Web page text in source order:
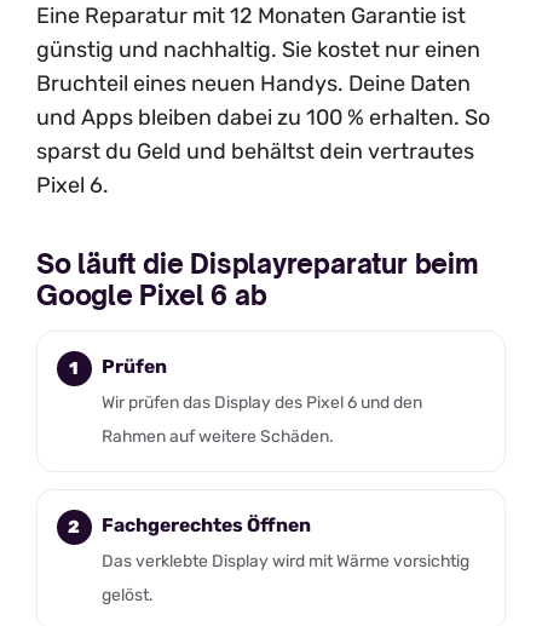
Eine Reparatur mit 12 Monaten Garantie ist
günstig und nachhaltig. Sie kostet nur einen
Bruchteil eines neuen Handys. Deine Daten
und Apps bleiben dabei zu 100 % erhalten. So
sparst du Geld und behältst dein vertrautes
Pixel 6.
So läuft die Displayreparatur beim
Google Pixel 6 ab
Prüfen
Wir prüfen das Display des Pixel 6 und den
Rahmen auf weitere Schäden.
Fachgerechtes Öffnen
Das verklebte Display wird mit Wärme vorsichtig
gelöst.